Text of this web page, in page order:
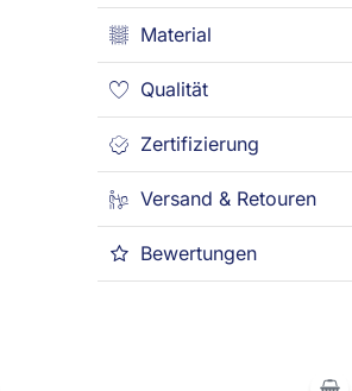
Material
Qualität
Zertifizierung
Versand & Retouren
Bewertungen